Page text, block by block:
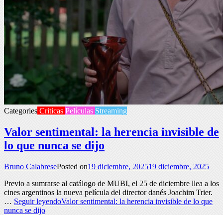
Categories Criticas Películas Streaming
Valor sentimental: la herencia invisible de
lo que nunca se dijo
Bruno CalabresePosted on19 diciembre, 202519 diciembre, 2025
Previo a sumrarse al catálogo de MUBI, el 25 de diciembre llea a los
cines argentinos la nueva película del director danés Joachim Trier.
… Seguir leyendoValor sentimental: la herencia invisible de lo que
nunca se dijo